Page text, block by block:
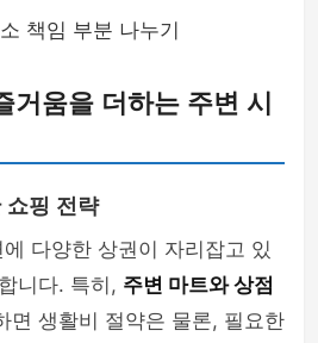
책임 부분 나누기
거움을 더하는 주변 시
쇼핑 전략
다양한 상권이 자리잡고 있
니다. 특히, 주변 마트와 상점
면 생활비 절약은 물론, 필요한